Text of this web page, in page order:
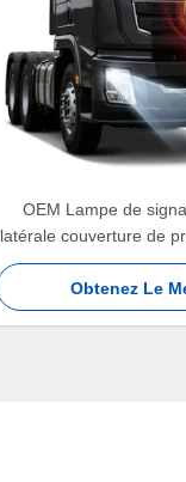
OEM Lampe de
latérale couverture de
remplacer
série
Obtenez Le